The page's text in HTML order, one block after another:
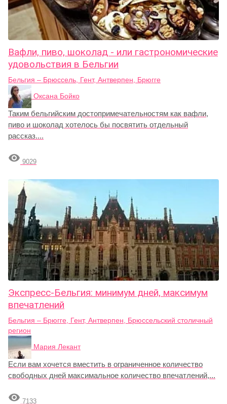
Вафли, пиво, шоколад - или гастрономические
удовольствия в Бельгии
Бельгия – Брюссель, Гент, Антверпен, Брюгге
Оксана Бойко
Таким бельгийским достопримечательностям как вафли,
пиво и шоколад хотелось бы посвятить отдельный
рассказ....
 9029
Экспресс-Бельгия: минимум дней, максимум
впечатлений
Бельгия – Брюгге, Гент, Антверпен, Брюссельский столичный
регион
Мария Лекант
Если вам хочется вместить в ограниченное количество
свободных дней максимальное количество впечатлений,...
 7133